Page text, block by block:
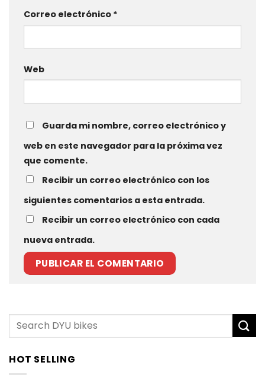
Correo electrónico *
Web
Guarda mi nombre, correo electrónico y
web en este navegador para la próxima vez
que comente.
Recibir un correo electrónico con los
siguientes comentarios a esta entrada.
Recibir un correo electrónico con cada
nueva entrada.
HOT SELLING